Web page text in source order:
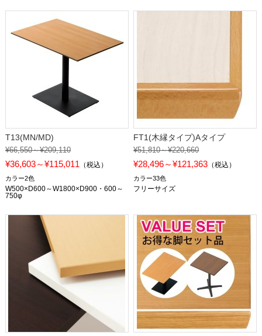
T13(MN/MD)
¥66,550～¥209,110
¥36,603～¥115,011（税込）
カラー2色
W500×D600～W1800×D900・600～
750φ
FT1(木縁タイプ)Aタイプ
¥51,810～¥220,660
¥28,496～¥121,363 （税込）
カラー33色
フリーサイズ